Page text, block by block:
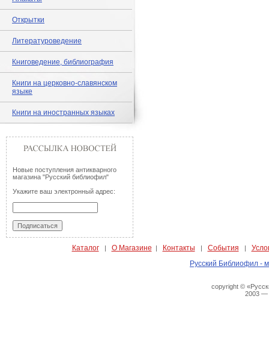
Открытки
Литературоведение
Книговедение, библиография
Книги на церковно-славянском
языке
Книги на иностранных языках
Новые поступления антикварного
магазина "Русский библиофил"
Укажите ваш электронный адрес:
Каталог| О Магазине | Контакты | События |
Русский Библиофил -
copyright ©
2003 —